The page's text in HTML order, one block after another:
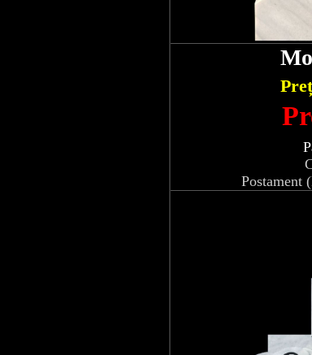
Postament